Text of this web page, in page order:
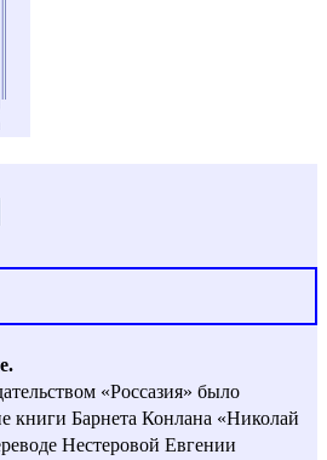
«Россазия» было
книги Барнета Конлана «Николай
Нестеровой Евгении